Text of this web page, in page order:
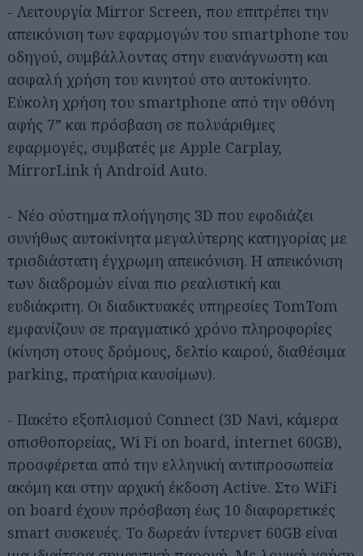
- Λειτουργία Mirror Screen, που επιτρέπει την
απεικόνιση των εφαρμογών του smartphone του
οδηγού, συμβάλλοντας στην ευανάγνωστη και
ασφαλή χρήση του κινητού στο αυτοκίνητο.
Εύκολη χρήση του smartphone από την οθόνη
αφής 7” και πρόσβαση σε πολυάριθμες
εφαρμογές, συμβατές με Apple Carplay,
MirrorLink ή Android Auto.
- Νέο σύστημα πλοήγησης 3D που εφοδιάζει
συνήθως αυτοκίνητα μεγαλύτερης κατηγορίας με
τρισδιάστατη έγχρωμη απεικόνιση. Η απεικόνιση
των διαδρομών είναι πιο ρεαλιστική και
ευδιάκριτη. Οι διαδικτυακές υπηρεσίες TomTom
εμφανίζουν σε πραγματικό χρόνο πληροφορίες
(κίνηση στους δρόμους, δελτίο καιρού, διαθέσιμα
parking, πρατήρια καυσίμων).
- Πακέτο εξοπλισμού Connect (3D Navi, κάμερα
οπισθοπορείας, Wi Fi on board, internet 60GB),
προσφέρεται από την ελληνική αντιπροσωπεία
ακόμη και στην αρχική έκδοση Active. Στο WiFi
on board έχουν πρόσβαση έως 10 διαφορετικές
smart συσκευές. Το δωρεάν ίντερνετ 60GB είναι